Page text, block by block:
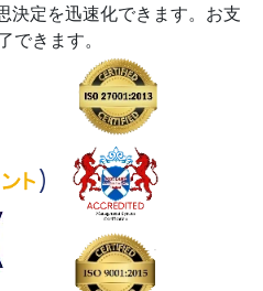
決定を迅速化できます。お支
きます。